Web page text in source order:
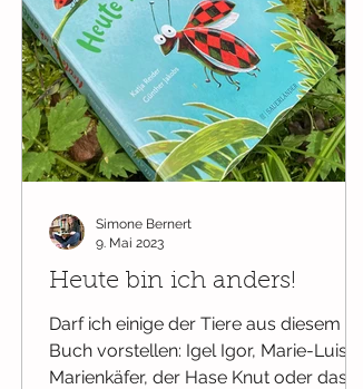
Heute bin ich anders!
Darf ich einige der Tiere aus diesem
Buch vorstellen: Igel Igor, Marie-Luise
Marienkäfer, der Hase Knut oder das
Simone Bernert
9. Mai 2023